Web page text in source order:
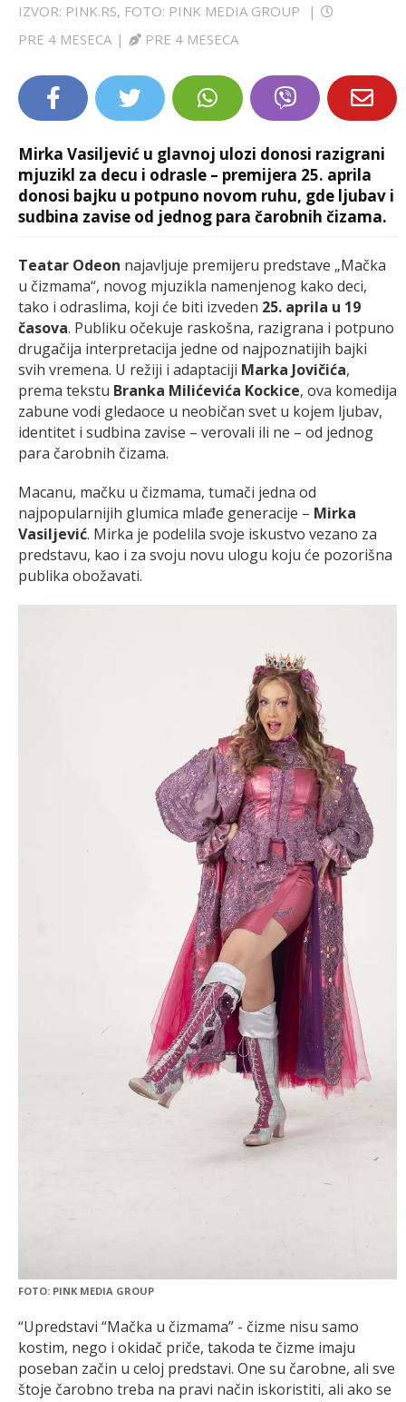
IZVOR: PINK.RS, FOTO: PINK MEDIA GROUP
|
PRE 4 MESECA | PRE 4 MESECA
Mirka Vasiljević u glavnoj ulozi donosi razigrani
mjuzikl za decu i odrasle – premijera 25. aprila
donosi bajku u potpuno novom ruhu, gde ljubav i
sudbina zavise od jednog para čarobnih čizama.
Teatar Odeon najavljuje premijeru predstave „Mačka
u čizmama“, novog mjuzikla namenjenog kako deci,
tako i odraslima, koji će biti izveden 25. aprila u 19
časova. Publiku očekuje raskošna, razigrana i potpuno
drugačija interpretacija jedne od najpoznatijih bajki
svih vremena. U režiji i adaptaciji Marka Jovičića,
prema tekstu Branka Milićevića Kockice, ova komedija
zabune vodi gledaoce u neobičan svet u kojem ljubav,
identitet i sudbina zavise – verovali ili ne – od jednog
para čarobnih čizama.
Macanu, mačku u čizmama, tumači jedna od
najpopularnijih glumica mlađe generacije – Mirka
Vasiljević. Mirka je podelila svoje iskustvo vezano za
predstavu, kao i za svoju novu ulogu koju će pozorišna
publika obožavati.
FOTO: PINK MEDIA GROUP
“Upredstavi “Mačka u čizmama” - čizme nisu samo
kostim, nego i okidač priče, takoda te čizme imaju
poseban začin u celoj predstavi. One su čarobne, ali sve
štoje čarobno treba na pravi način iskoristiti, ali ako se